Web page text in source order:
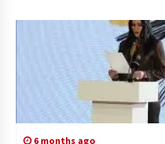
6 months ago